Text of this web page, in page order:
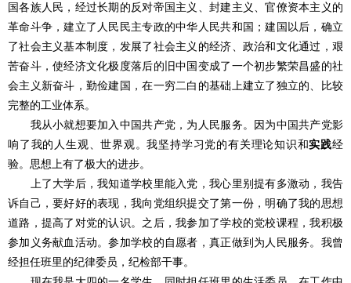
国各族人民，经过长期的反对帝国主义、封建主义、官僚资本主义的
革命斗争，建立了人民民主专政的中华人民共和国；建国以后，确立
了社会主义基本制度，发展了社会主义的经济、政治和文化通过，艰
苦奋斗，使经济文化极度落后的旧中国变成了一个初步繁荣昌盛的社
会主义新奋斗，勤俭建国，在一穷二白的基础上建立了独立的、比较
完整的工业体系。
我从小就想要加入中国共产党，为人民服务。因为中国共产党影
响了我的人生观、世界观。我坚持学习党的有关理论知识和实践经
验。思想上有了极大的进步。
上了大学后，我知道学校里能入党，我心里别提有多激动，我告
诉自己，要好好的表现，我向党组织提交了第一份，明确了我的思想
道路，提高了对党的认识。之后，我参加了学校的党校课程，我积极
参加义务献血活动。参加学校的自愿者，真正做到为人民服务。我曾
经担任班里的纪律委员，纪检部干事。